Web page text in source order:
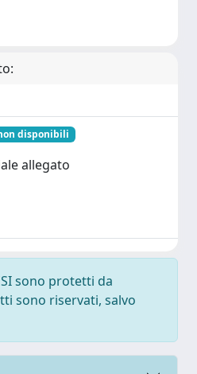
disponibili
allegato
sono protetti da
sono riservati, salvo